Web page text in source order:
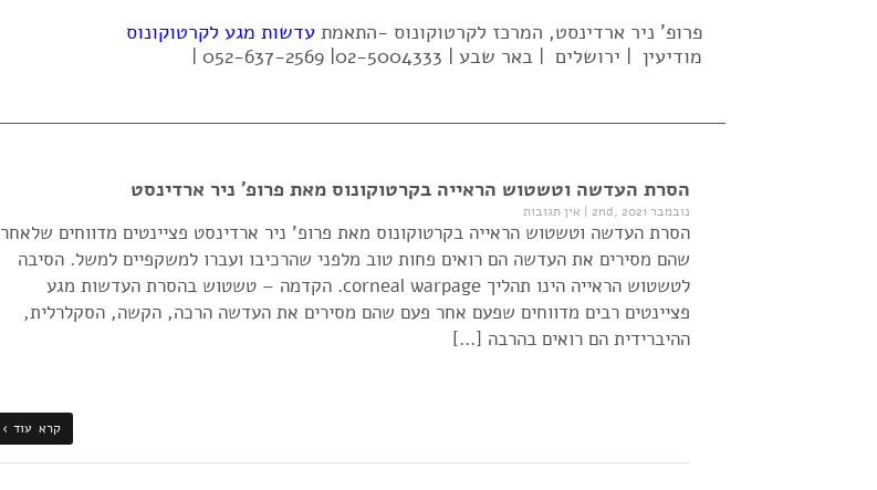
פרופ' ניר ארדינסט, המרכז לקרטוקונוס -התאמת עדשות מגע לקרטוקונוס
מודיעין | ירושלים | באר שבע | 02-5004333| 052-637-2569 |
הסרת העדשה וטשטוש הראייה בקרטוקונוס מאת פרופ' ניר ארדינסט
נובמבר 2nd, 2021 | אין תגובות
הסרת העדשה וטשטוש הראייה בקרטוקונוס מאת פרופ' ניר ארדינסט פציינטים מדווחים שלאחר
שהם מסירים את העדשה הם רואים פחות טוב מלפני שהרכיבו ועברו למשקפיים למשל. הסיבה
לטשטוש הראייה הינו תהליך corneal warpage. הקדמה – טשטוש בהסרת העדשות מגע
פציינטים רבים מדווחים שפעם אחר פעם שהם מסירים את העדשה הרכה, הקשה, הסקלרלית,
ההיברידית הם רואים בהרבה […]
קרא עוד ›